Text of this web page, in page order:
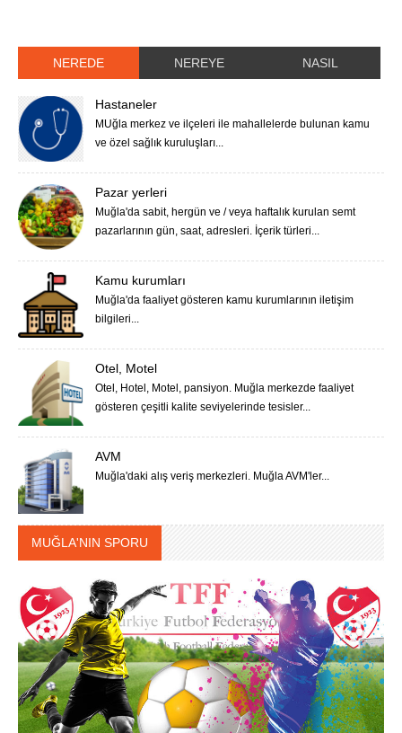
NEREDE NEREYE NASIL
Hastaneler
MUğla merkez ve ilçeleri ile mahallelerde bulunan kamu
ve özel sağlık kuruluşları...
Pazar yerleri
Muğla'da sabit, hergün ve / veya haftalık kurulan semt
pazarlarının gün, saat, adresleri. İçerik türleri...
Kamu kurumları
Muğla'da faaliyet gösteren kamu kurumlarının iletişim
bilgileri...
Otel, Motel
Otel, Hotel, Motel, pansiyon. Muğla merkezde faaliyet
gösteren çeşitli kalite seviyelerinde tesisler...
AVM
Muğla'daki alış veriş merkezleri. Muğla AVM'ler...
MUĞLA'NIN SPORU